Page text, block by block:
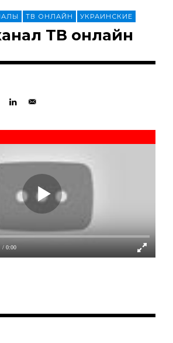
ТВ ОНЛАЙН УКРАИНСКИЕ
ТВ онлайн
/ 0:00